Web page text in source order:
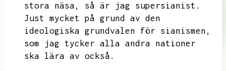
stora näsa,
så är jag supersianist.
Just mycket på grund av den
ideologiska grundvalen för sianismen,
som jag tycker alla andra nationer
ska lära av också.